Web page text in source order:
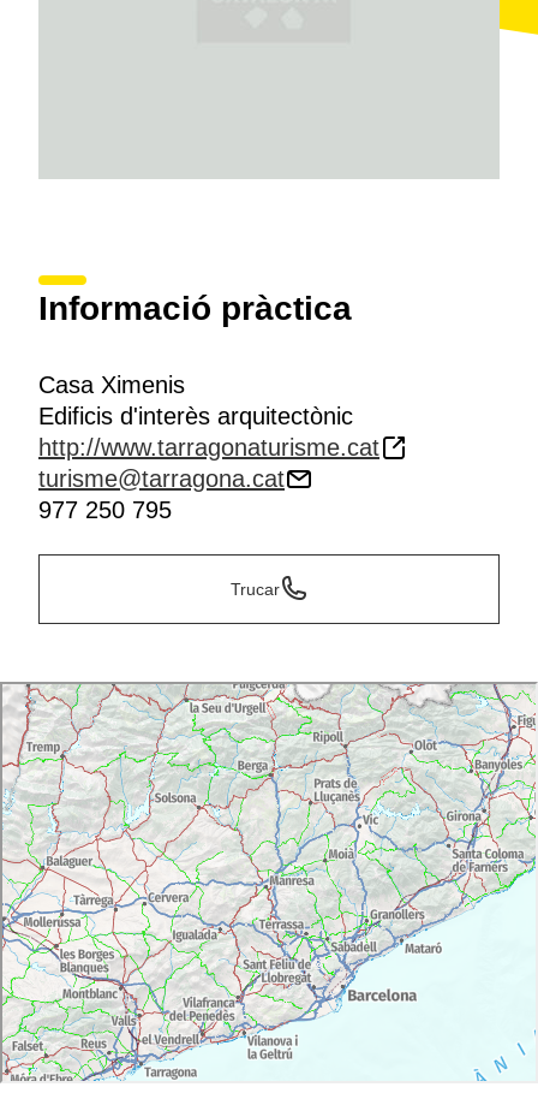
Informació pràctica
Casa Ximenis
Edificis d'interès arquitectònic
http://www.tarragonaturisme.cat
turisme@tarragona.cat
977 250 795
Trucar